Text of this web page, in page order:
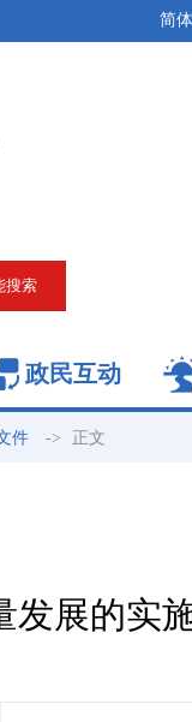
简体
政民互动
件 -> 正文
发展的实